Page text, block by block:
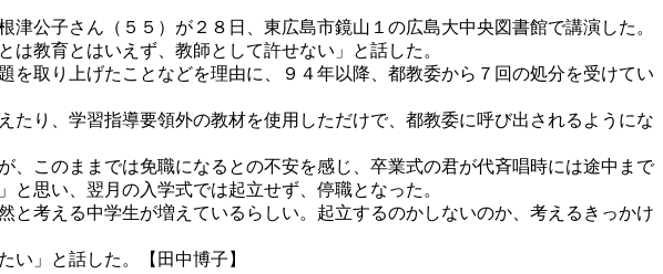
公子さん（５５）が２８日、東広島市鏡山１の広島大中央図書館で講演した。
教育とはいえず、教師として許せない」と話した。
取り上げたことなどを理由に、９４年以降、都教委から７回の処分を受けてい
り、学習指導要領外の教材を使用しただけで、都教委に呼び出されるようにな
このままでは免職になるとの不安を感じ、卒業式の君が代斉唱時には途中まで
思い、翌月の入学式では起立せず、停職となった。
考える中学生が増えているらしい。起立するのかしないのか、考えるきっかけ
」と話した。【田中博子】